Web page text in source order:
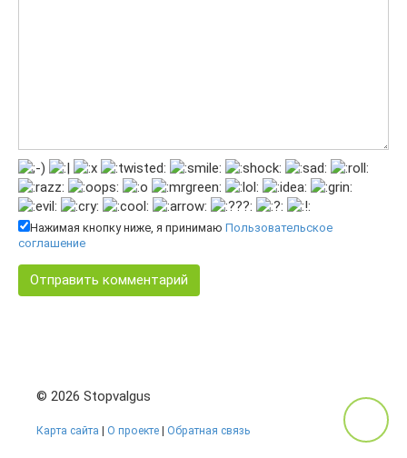
Нажимая кнопку ниже, я принимаю Пользовательское
соглашение
© 2026 Stopvalgus
Карта сайта О проекте Обратная связь